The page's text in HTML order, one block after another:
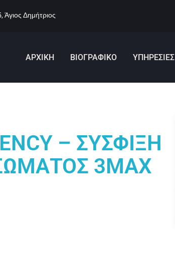
Άγιος Δημήτριος
ΑΡΧΙΚΗ ΒΙΟΓΡΑΦΙΚΟ ΥΠΗΡΕΣΙΕΣ
– ΣΥΣΦΙΞΗ
3MAX